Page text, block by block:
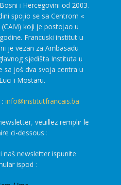
i Hercegovini od 2003.
spojio se sa Centrom «
(CAM) koji je postojao u
Francuski institut u
je vezan za Ambasadu
sjedišta Instituta u
sa još dva svoja centra u
i Mostaru.
info@institutfrancais.ba
veuillez remplir le
ci-dessous :
naš newsletter ispunite
ispod :